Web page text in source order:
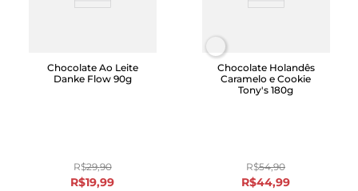
Chocolate Ao Leite
Danke Flow 90g
R$29,90
R$19,99
Chocolate Holandês
Caramelo e Cookie
Tony's 180g
R$54,90
R$44,99